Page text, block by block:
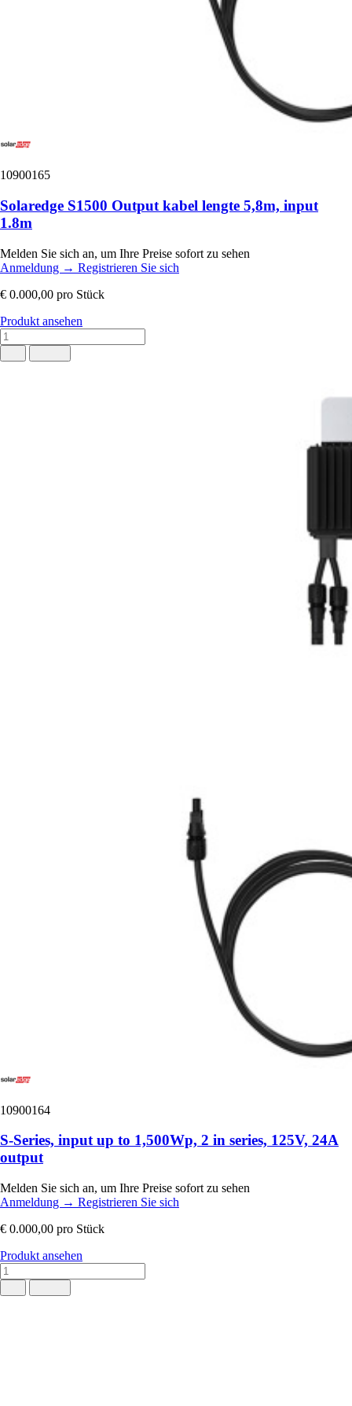
10900165
Solaredge S1500 Output kabel lengte 5,8m, input
1.8m
Melden Sie sich an, um Ihre Preise sofort zu sehen
Anmeldung → Registrieren Sie sich
€ 0.000,00 pro Stück
Produkt ansehen
10900164
S-Series, input up to 1,500Wp, 2 in series, 125V, 24A
output
Melden Sie sich an, um Ihre Preise sofort zu sehen
Anmeldung → Registrieren Sie sich
€ 0.000,00 pro Stück
Produkt ansehen